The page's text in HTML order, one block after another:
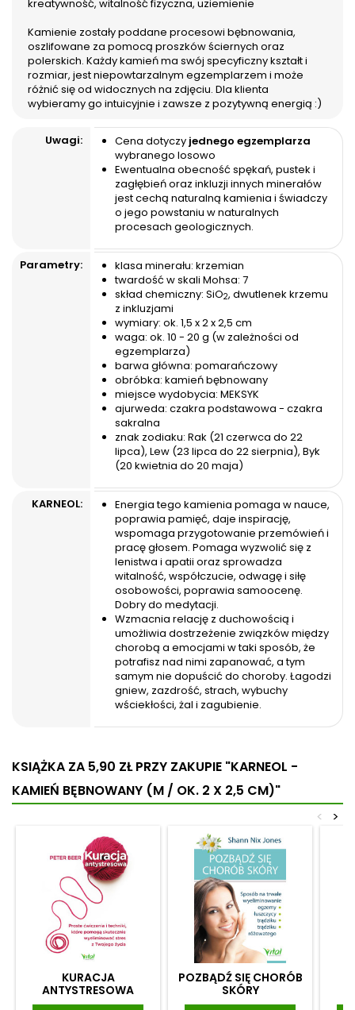
swojego jadłospisu elementy
diety ketogenicznej.
Wytworzone ketony przy
pomocy tego oleju
roślinnego mają
prozdrowotny wpływ na
twoje...
egzemplarza wybranego
losowo Ewentualna
obecność spękań, pustek i
zagłębień oraz inkluzji
innych...
kreatywność, witalność fizyczna, uziemienie
Kamienie zostały poddane procesowi bębnowania,
oszlifowane za pomocą proszków ściernych oraz
polerskich. Każdy kamień ma swój specyficzny kształt i
rozmiar, jest niepowtarzalnym egzemplarzem i może
różnić się od widocznych na zdjęciu. Dla klienta
wybieramy go intuicyjnie i zawsze z pozytywną energią :)
Uwagi: Cena dotyczy jednego egzemplarza
wybranego losowo
Ewentualna obecność spękań, pustek i
zagłębień oraz inkluzji innych minerałów
jest cechą naturalną kamienia i świadczy
o jego powstaniu w naturalnych
procesach geologicznych.
Parametry:
klasa minerału: krzemian
twardość w skali Mohsa: 7
skład chemiczny: SiO2, dwutlenek krzemu
z inkluzjami
wymiary: ok. 1,5 x 2 x 2,5 cm
waga: ok. 10 - 20 g (w zależności od
egzemplarza)
barwa główna: pomarańczowy
obróbka: kamień bębnowany
miejsce wydobycia: MEKSYK
ajurweda: czakra podstawowa - czakra
sakralna
znak zodiaku: Rak (21 czerwca do 22
lipca), Lew (23 lipca do 22 sierpnia), Byk
(20 kwietnia do 20 maja)
KARNEOL:
Energia tego kamienia pomaga w nauce,
poprawia pamięć, daje inspirację,
wspomaga przygotowanie przemówień i
pracę głosem. Pomaga wyzwolić się z
lenistwa i apatii oraz sprowadza
witalność, współczucie, odwagę i siłę
osobowości, poprawia samoocenę.
Dobry do medytacji.
Wzmacnia relację z duchowością i
umożliwia dostrzeżenie związków między
chorobą a emocjami w taki sposób, że
potrafisz nad nimi zapanować, a tym
samym nie dopuścić do choroby. Łagodzi
gniew, zazdrość, strach, wybuchy
wściekłości, żal i zagubienie.
KSIĄŻKA ZA 5,90 ZŁPRZY ZAKUPIE "KARNEOL -
KAMIEŃ BĘBNOWANY (M / OK. 2 X 2,5 CM)"
>
<
KURACJA
ANTYSTRESOWA
POZBĄDŹ SIĘ CHORÓB
SKÓRY